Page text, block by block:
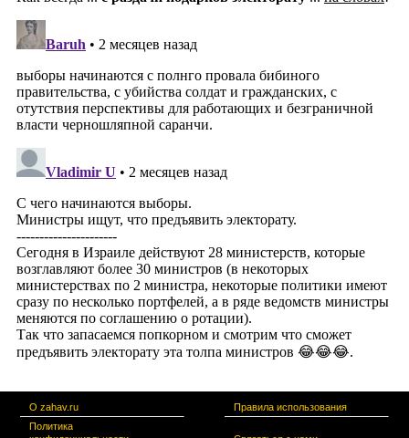
О zahav.ru
Правила использования
Политика